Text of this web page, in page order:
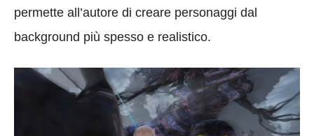
permette all’autore di creare personaggi dal
background più spesso e realistico.